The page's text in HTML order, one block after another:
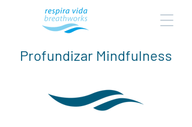
Profundizar Mindfulness